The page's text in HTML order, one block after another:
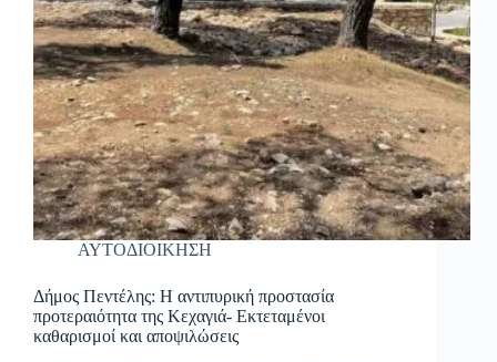
ΑΥΤΟΔΙΟΙΚΗΣΗ
Δήμος Πεντέλης: Η αντιπυρική προστασία
προτεραιότητα της Κεχαγιά- Εκτεταμένοι
καθαρισμοί και αποψιλώσεις